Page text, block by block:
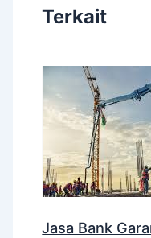
Terkait
Jasa Bank